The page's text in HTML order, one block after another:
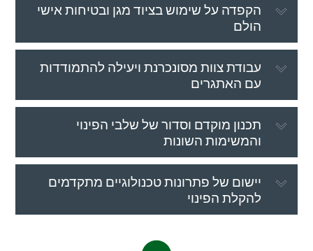
הקפדה על שימוש בציוד מגן ובטיחות אישי
הולם
עבודת צוות מסונכרנת ויעילה להתמודדות
עם האתגרים
תכנון מוקדם וסדור של שלבי הפינוי
והמשימות השונות
יישום של פתרונות טכנולוגיים מתקדמים
להקלת הפינוי